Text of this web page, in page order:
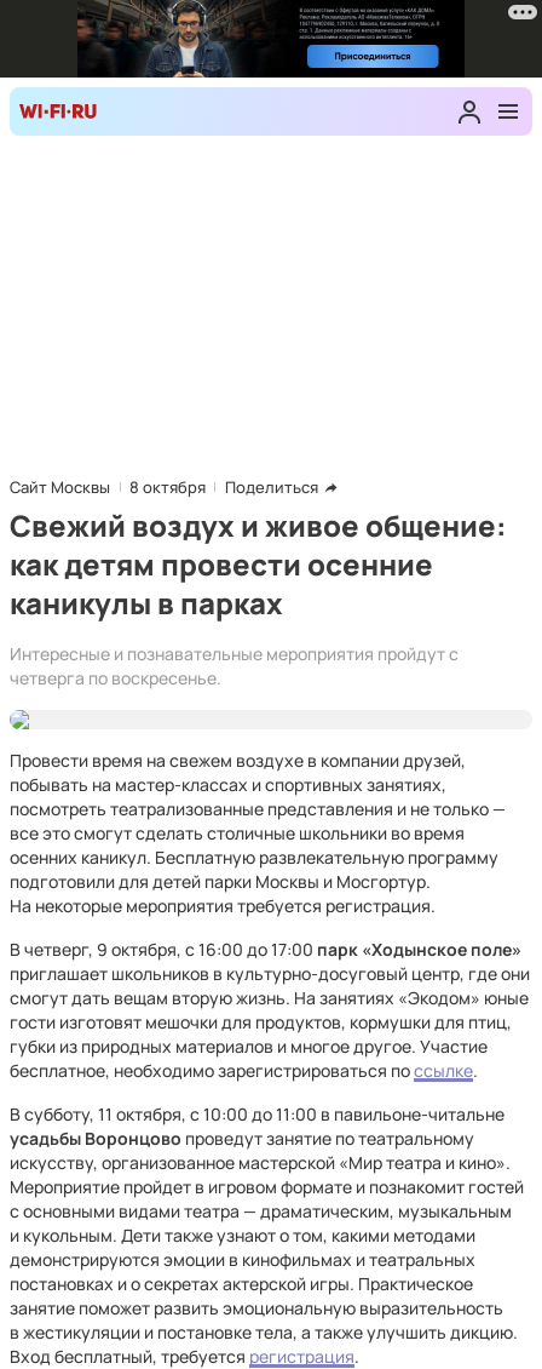
Сайт Москвы 8 октября Поделиться
Свежий воздух и живое общение:
как детям провести осенние
каникулы в парках
Интересные и познавательные мероприятия пройдут с
четверга по воскресенье.
Провести время на свежем воздухе в компании друзей,
побывать на мастер-классах и спортивных занятиях,
посмотреть театрализованные представления и не только —
все это смогут сделать столичные школьники во время
осенних каникул. Бесплатную развлекательную программу
подготовили для детей парки Москвы и Мосгортур.
На некоторые мероприятия требуется регистрация.
В четверг, 9 октября, с 16:00 до 17:00 парк «Ходынское поле»
приглашает школьников в культурно-досуговый центр, где они
смогут дать вещам вторую жизнь. На занятиях «Экодом» юные
гости изготовят мешочки для продуктов, кормушки для птиц,
губки из природных материалов и многое другое. Участие
бесплатное, необходимо зарегистрироваться поссылке.
В субботу, 11 октября, с 10:00 до 11:00 в павильоне-читальне
усадьбы Воронцово проведут занятие по театральному
искусству, организованное мастерской «Мир театра и кино».
Мероприятие пройдет в игровом формате и познакомит гостей
с основными видами театра — драматическим, музыкальным
и кукольным. Дети также узнают о том, какими методами
демонстрируются эмоции в кинофильмах и театральных
постановках и о секретах актерской игры. Практическое
занятие поможет развить эмоциональную выразительность
в жестикуляции и постановке тела, а также улучшить дикцию.
Вход бесплатный, требуется регистрация.